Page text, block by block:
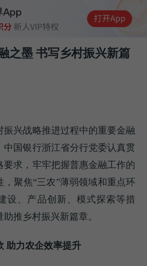
之墨 书写乡村振兴新篇
振兴战略推进过程中的重要金融
中国银行浙江省分行党委认真贯
要求，牢牢把握普惠金融工作的
，聚焦“三农”薄弱领域和重点环
设、产品创新、模式探索等措
推乡村振兴新篇章。
助力农企效率提升